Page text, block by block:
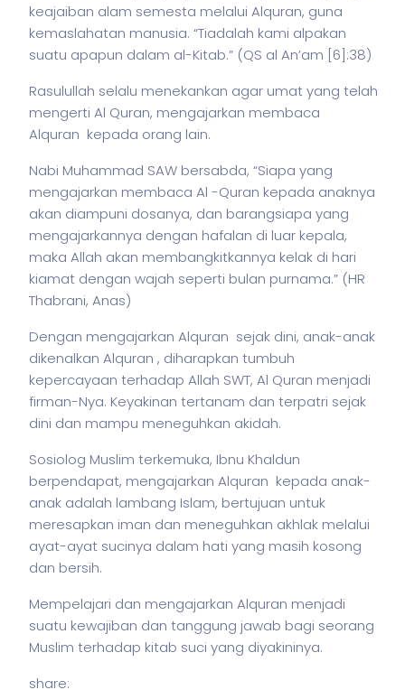
keajaiban alam semesta melalui Alquran, guna
kemaslahatan manusia. “Tiadalah kami alpakan
suatu apapun dalam al-Kitab.” (QS al An’am [6]:38)
Rasulullah selalu menekankan agar umat yang telah
mengerti Al Quran, mengajarkan membaca
Alquran kepada orang lain.
Nabi Muhammad SAW bersabda, “Siapa yang
mengajarkan membaca Al -Quran kepada anaknya
akan diampuni dosanya, dan barangsiapa yang
mengajarkannya dengan hafalan di luar kepala,
maka Allah akan membangkitkannya kelak di hari
kiamat dengan wajah seperti bulan purnama.” (HR
Thabrani, Anas)
Dengan mengajarkan Alquran sejak dini, anak-anak
dikenalkan Alquran , diharapkan tumbuh
kepercayaan terhadap Allah SWT, Al Quran menjadi
firman-Nya. Keyakinan tertanam dan terpatri sejak
dini dan mampu meneguhkan akidah.
Sosiolog Muslim terkemuka, Ibnu Khaldun
berpendapat, mengajarkan Alquran kepada anak-
anak adalah lambang Islam, bertujuan untuk
meresapkan iman dan meneguhkan akhlak melalui
ayat-ayat sucinya dalam hati yang masih kosong
dan bersih.
Mempelajari dan mengajarkan Alquran menjadi
suatu kewajiban dan tanggung jawab bagi seorang
Muslim terhadap kitab suci yang diyakininya.
share: